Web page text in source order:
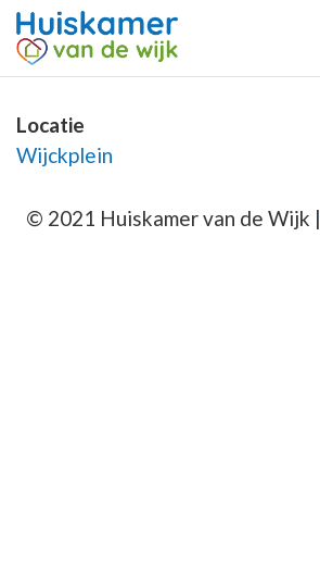
Locatie
Wijckplein
© 2021 Huiskamer van de Wijk |